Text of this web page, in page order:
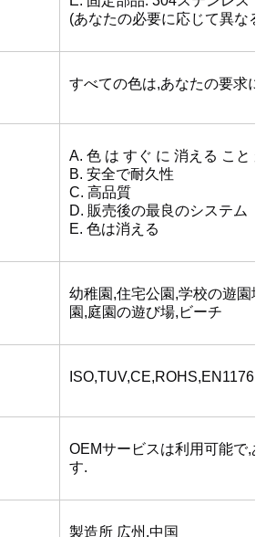
(あなたの必要に応じて異なる
すべての色は,あなたの要求に
A. 色 は すぐ に 消える こと が
B. 安全で耐久性
C. 高品質
D. 販売後の最良のシステム
E. 色は消える
幼稚園,住宅公園,学校の遊園地
園,庭園の遊び場,ビーチ
OEMサービスは利用可能で,あ
す.
製造所 広州,中国